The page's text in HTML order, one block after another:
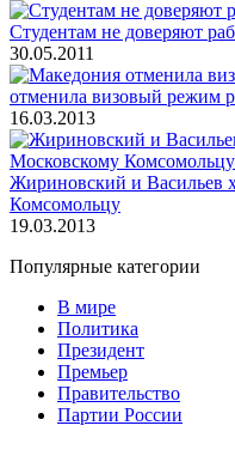
Студентам не доверяют
30.05.2011
отменила визовый режим
16.03.2013
Жириновский и Васильев
Комсомольцу
19.03.2013
Популярные категории
В мире
Политика
Президент
Премьер
Правительство
Партии России